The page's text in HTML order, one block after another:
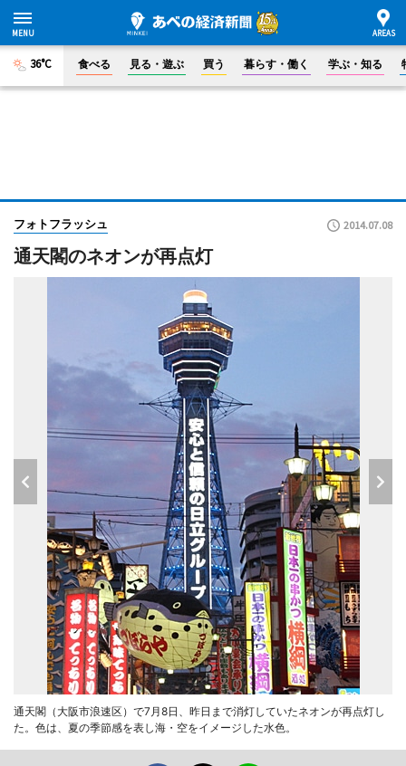
36°C 食べる 見る・遊ぶ 買う 暮らす・働く 学ぶ・知る
フォトフラッシュ 2014.07.08
通天閣のネオンが再点灯
通天閣（大阪市浪速区）で7月8日、昨日まで消灯していたネオンが再点灯し
た。色は、夏の季節感を表し海・空をイメージした水色。